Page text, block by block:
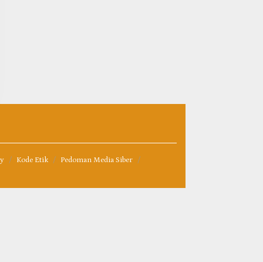
Kode Etik
Pedoman Media Siber